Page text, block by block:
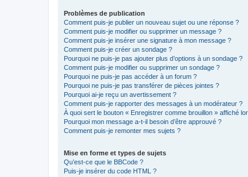
Problèmes de publication
Comment puis-je publier un nouveau sujet ou une réponse ?
Comment puis-je modifier ou supprimer un message ?
Comment puis-je insérer une signature à mon message ?
Comment puis-je créer un sondage ?
Pourquoi ne puis-je pas ajouter plus d’options à un sondage ?
Comment puis-je modifier ou supprimer un sondage ?
Pourquoi ne puis-je pas accéder à un forum ?
Pourquoi ne puis-je pas transférer de pièces jointes ?
Pourquoi ai-je reçu un avertissement ?
Comment puis-je rapporter des messages à un modérateur ?
À quoi sert le bouton « Enregistrer comme brouillon » affiché
Pourquoi mon message a-t-il besoin d’être approuvé ?
Comment puis-je remonter mes sujets ?
Mise en forme et types de sujets
Qu’est-ce que le BBCode ?
Puis-je insérer du code HTML ?